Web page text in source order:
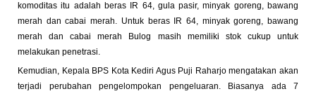
komoditas itu adalah beras IR 64, gula pasir, minyak goreng, bawang
merah dan cabai merah. Untuk beras IR 64, minyak goreng, bawang
merah dan cabai merah Bulog masih memiliki stok cukup untuk
melakukan penetrasi.
Kemudian, Kepala BPS Kota Kediri Agus Puji Raharjo mengatakan akan
terjadi perubahan pengelompokan pengeluaran. Biasanya ada 7